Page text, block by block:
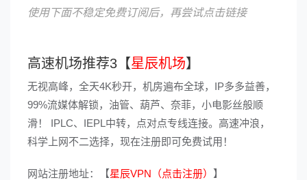
使用下面不稳定免费订阅后，再尝试点击链接
高速机场推荐3【星辰机场】
无视高峰，全天4K秒开，机房遍布全球，IP多多益善，
99%流媒体解锁，油管、葫芦、奈菲，小电影丝般顺
滑！ IPLC、IEPL中转，点对点专线连接。高速冲浪，
科学上网不二选择，现在注册即可免费试用！
网站注册地址：【星辰VPN（点击注册） 】